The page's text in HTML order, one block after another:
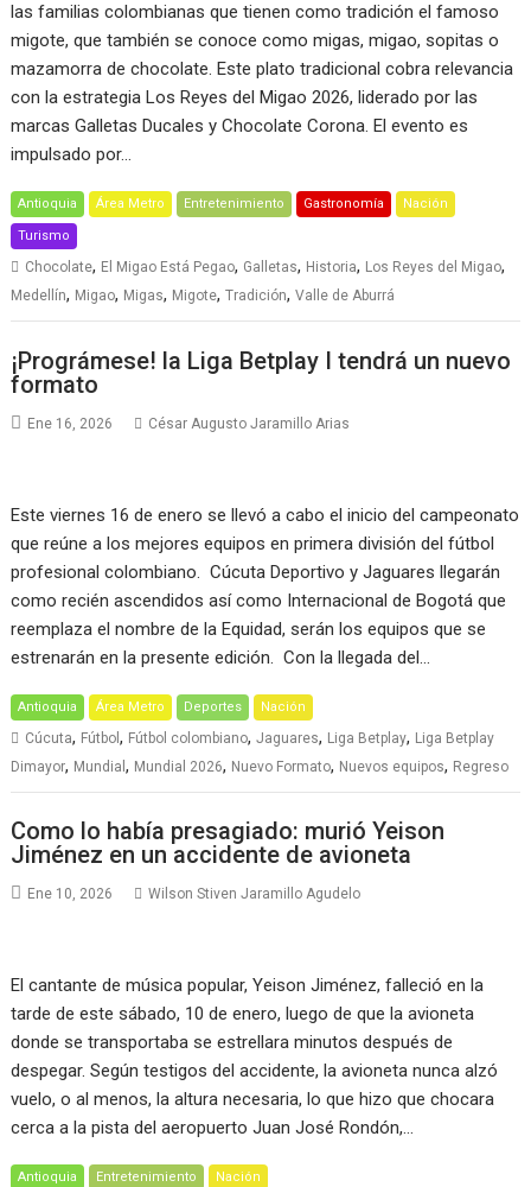
las familias colombianas que tienen como tradición el famoso
migote, que también se conoce como migas, migao, sopitas o
mazamorra de chocolate. Este plato tradicional cobra relevancia
con la estrategia Los Reyes del Migao 2026, liderado por las
marcas Galletas Ducales y Chocolate Corona. El evento es
impulsado por…
Antioquia Área Metro Entretenimiento Gastronomía Nación
Turismo
Chocolate, El Migao Está Pegao, Galletas, Historia, Los Reyes del Migao,
Medellín, Migao, Migas, Migote,Tradición,Valle de Aburrá
¡Prográmese! la Liga Betplay I tendrá un nuevo
formato
Ene 16, 2026 César Augusto Jaramillo Arias
Este viernes 16 de enero se llevó a cabo el inicio del campeonato
que reúne a los mejores equipos en primera división del fútbol
profesional colombiano. Cúcuta Deportivo y Jaguares llegarán
como recién ascendidos así como Internacional de Bogotá que
reemplaza el nombre de la Equidad, serán los equipos que se
estrenarán en la presente edición. Con la llegada del…
Antioquia Área Metro Deportes Nación
Cúcuta, Fútbol, Fútbol colombiano,Jaguares, Liga Betplay, Liga Betplay
Dimayor, Mundial, Mundial 2026, Nuevo Formato, Nuevos equipos, Regreso
Como lo había presagiado: murió Yeison
Jiménez en un accidente de avioneta
Ene 10, 2026 Wilson Stiven Jaramillo Agudelo
El cantante de música popular, Yeison Jiménez, falleció en la
tarde de este sábado, 10 de enero, luego de que la avioneta
donde se transportaba se estrellara minutos después de
despegar. Según testigos del accidente, la avioneta nunca alzó
vuelo, o al menos, la altura necesaria, lo que hizo que chocara
cerca a la pista del aeropuerto Juan José Rondón,…
Antioquia Entretenimiento Nación